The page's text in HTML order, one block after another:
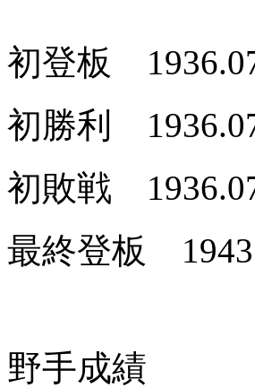
初登板
初勝利
初敗戦
最終登板 1943
野手成績